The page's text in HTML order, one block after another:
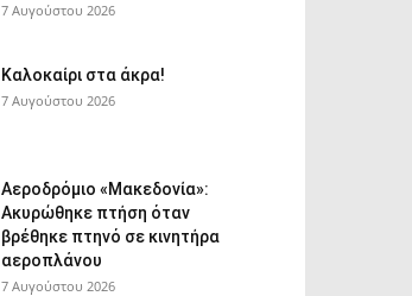
7 Αυγούστου 2026
Καλοκαίρι στα άκρα!
7 Αυγούστου 2026
Αεροδρόμιο «Μακεδονία»:
Ακυρώθηκε πτήση όταν
βρέθηκε πτηνό σε κινητήρα
αεροπλάνου
7 Αυγούστου 2026